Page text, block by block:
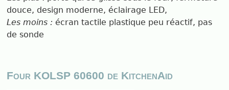
douce, design moderne, éclairage LED,
Les moins : écran tactile plastique peu réactif, pas
de sonde
Four KOLSP 60600 de KitchenAid